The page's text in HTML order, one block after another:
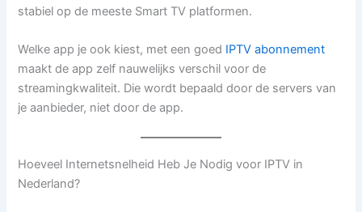
stabiel op de meeste Smart TV platformen.
Welke app je ook kiest, met een goed IPTV abonnement
maakt de app zelf nauwelijks verschil voor de
streamingkwaliteit. Die wordt bepaald door de servers van
je aanbieder, niet door de app.
Hoeveel Internetsnelheid Heb Je Nodig voor IPTV in
Nederland?